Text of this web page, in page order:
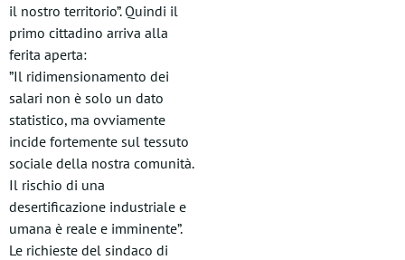
il nostro territorio”. Quindi il
primo cittadino arriva alla
ferita aperta:
​”Il ridimensionamento dei
salari non è solo un dato
statistico, ma ovviamente
incide fortemente sul tessuto
sociale della nostra comunità.
Il rischio di una
desertificazione industriale e
umana è reale e imminente”.
Le richieste del sindaco di